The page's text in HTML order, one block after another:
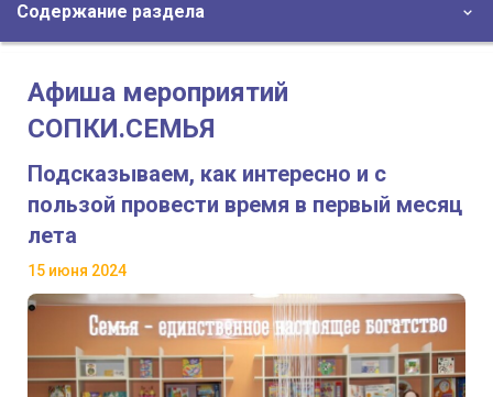
Содержание раздела
Афиша мероприятий
СОПКИ.СЕМЬЯ
Подсказываем, как интересно и с
пользой провести время в первый месяц
лета
15 июня 2024